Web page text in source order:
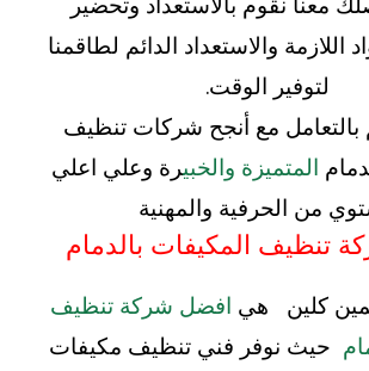
اللازمة والاستعداد الدائم لطاقمنا
لتوفير الوقت.
بالتعامل مع أنجح شركات تنظيف
المتميزة والخبيرة وعلي اعلي
من الحرفية والمهنية
تنظيف المكيفات بالدمام
كلين هي افضل شركة تنظيف
حيث نوفر فني تنظيف مكيفات